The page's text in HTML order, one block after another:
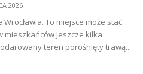
2026
To miejsce może stać
Jeszcze kilka
teren porośnięty trawą...